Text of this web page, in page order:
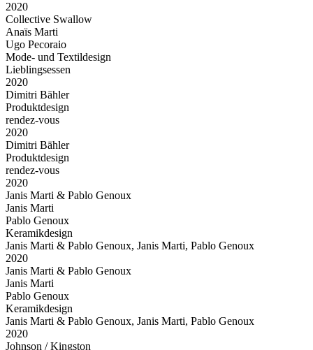
2020
Collective Swallow
Anaïs Marti
Ugo Pecoraio
Mode- und Textildesign
Lieblingsessen
2020
Dimitri Bähler
Produktdesign
rendez-vous
2020
Dimitri Bähler
Produktdesign
rendez-vous
2020
Janis Marti & Pablo Genoux
Janis Marti
Pablo Genoux
Keramikdesign
Janis Marti & Pablo Genoux, Janis Marti, Pablo Genoux
2020
Janis Marti & Pablo Genoux
Janis Marti
Pablo Genoux
Keramikdesign
Janis Marti & Pablo Genoux, Janis Marti, Pablo Genoux
2020
Johnson / Kingston